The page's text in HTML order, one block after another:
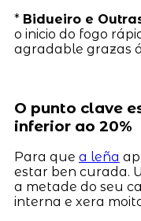
* Bidueiro e
o inicio do fogo
agradable grazas
O punto clave
inferior ao 20%
Para que a leña
estar ben curada.
a metade do seu
interna e xera